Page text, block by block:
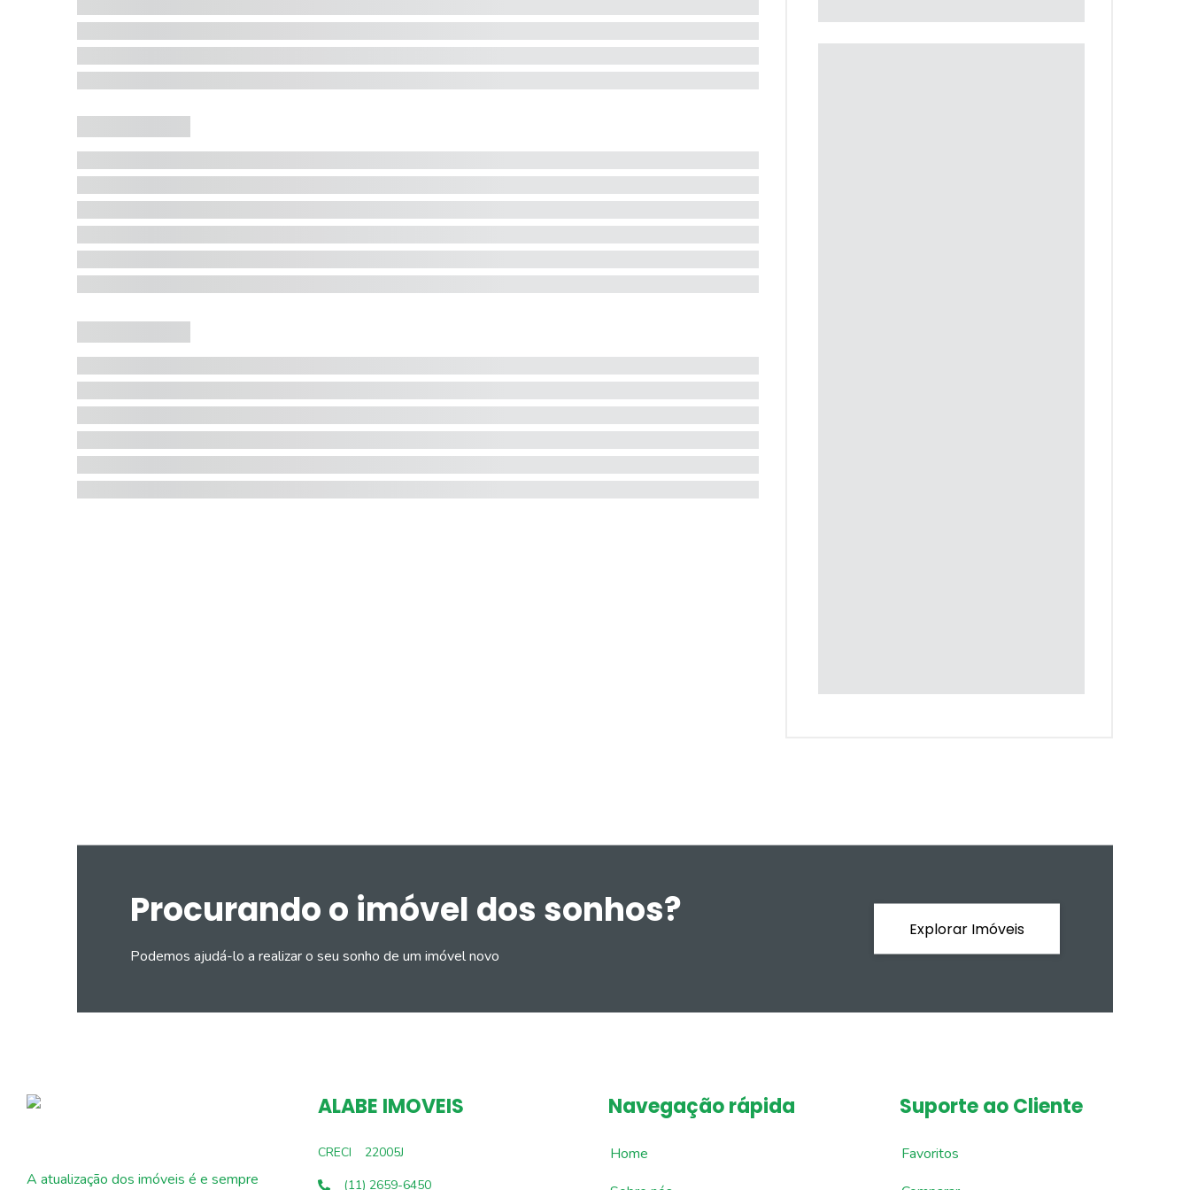
Procurando o imóvel dos sonhos?
Podemos ajudá-lo a realizar o seu sonho de um imóvel novo
Explorar Imóveis
A atualização dos imóveis é e sempre
ALABE IMOVEIS
CRECI
22005J
(11) 2659-6450
Navegação rápida
Home
Suporte ao Cliente
Favoritos